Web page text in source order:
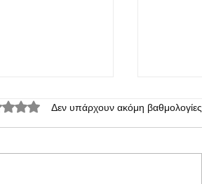
με 0 από 5 αστέρια.
Δεν υπάρχουν ακόμη βαθμολογίες